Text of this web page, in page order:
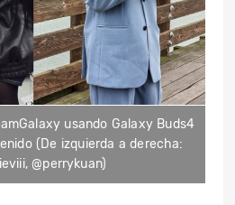
usando Galaxy Buds4
(De izquierda a derecha:
@perrykuan)